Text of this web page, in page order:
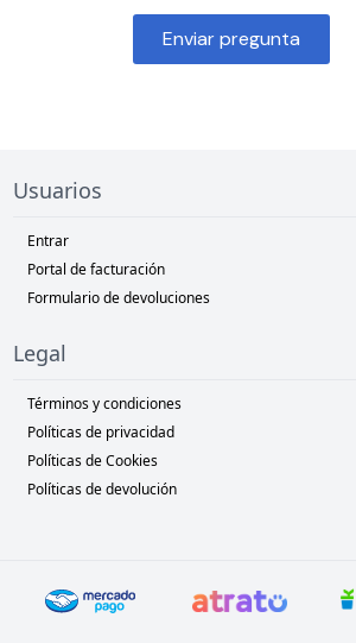
Enviar pregunta
Usuarios
Entrar
Portal de facturación
Formulario de devoluciones
Legal
Términos y condiciones
Políticas de privacidad
Políticas de Cookies
Políticas de devolución